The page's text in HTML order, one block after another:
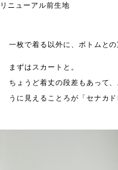
リニューアル前生地
一枚で着る以外に、ボトムとの
まずはスカートと。
ちょうど着丈の段差もあって
うに見えることろが「セナカド